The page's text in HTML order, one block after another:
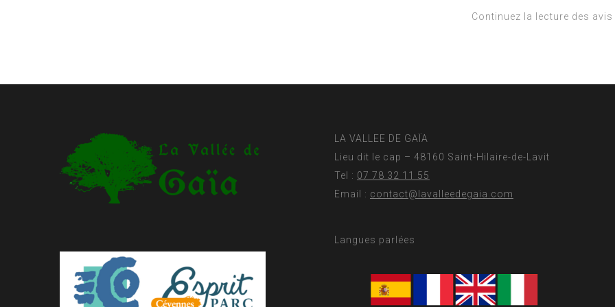
Continuez la lecture des
LA VALLEE DE GAÏA
Lieu dit le cap – 48160 Saint-Hilaire-de-Lavit
Tel : 07 78 32 11 55
Email : contact@lavalleedegaia.com
Langues parlées